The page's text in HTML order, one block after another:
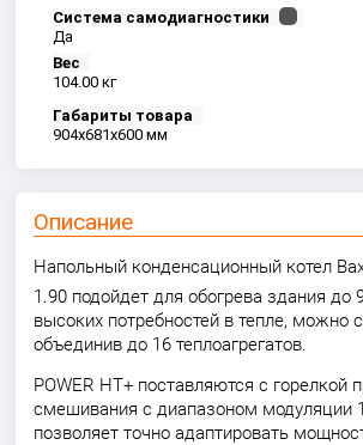
Система самодиагностики
Да
Вес
104.00 кг
Габариты товара
904x681x600 мм
Описание
Напольный конденсационный котел
1.90 подойдет для обогрева здания до
высоких потребностей в тепле, можно
объединив до 16 теплоагрегатов.
POWER HT+ поставляются с горелкой
смешивания с диапазоном модуляции
позволяет точно адаптировать